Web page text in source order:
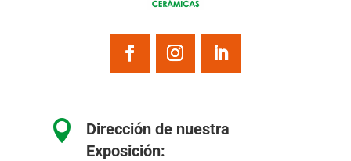

Dirección de nuestra
Exposición: